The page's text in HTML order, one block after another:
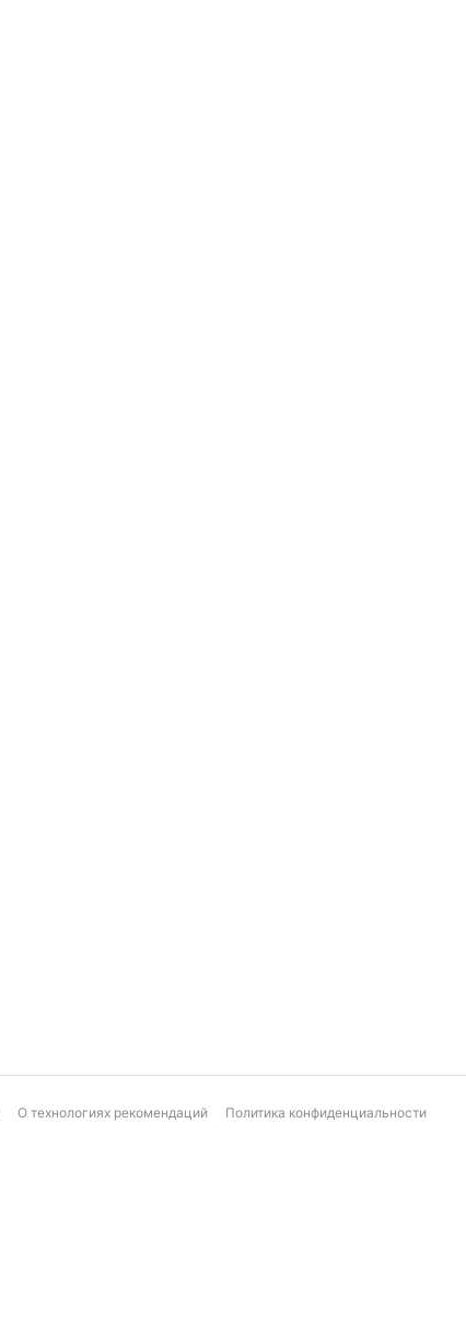
О технологиях рекомендаций Политика конфиденциальности